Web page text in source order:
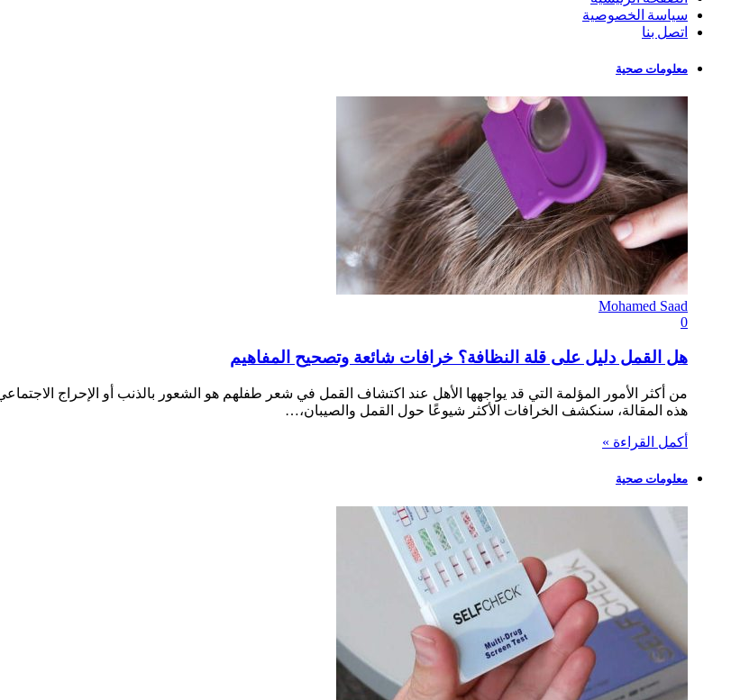
سياسة الخصوصية
اتصل بنا
معلومات صحية
Mohamed Saad
0
هل القمل دليل على قلة النظافة؟ خرافات شائعة وتصحيح المفاهيم
من أكثر الأمور المؤلمة التي قد يواجهها الأهل عند اكتشاف القمل في شعر طفلهم هو الشعور بالذنب أو الإحراج
هذه المقالة، سنكشف الخرافات الأكثر شيوعًا حول القمل والصيبان،…
أكمل القراءة »
معلومات صحية